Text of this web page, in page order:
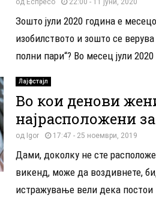
од Еспресо 22:00 - 11 јуни, 2020
Зошто јули 2020 година е
изобилството и зошто се
полни пари“? Во месец јули
Лајфстајл
Во кои денови
најрасположени за
од Igor 17:47 - 25 ноември, 2019
Дами, доколку не сте
викенд, може да воздивнете,
истражување вели дека постои